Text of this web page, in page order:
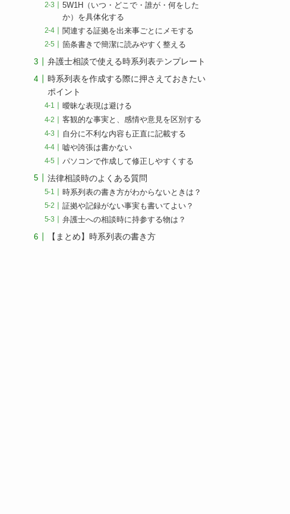
5W1H（いつ・どこで・誰が・何をした
か）を具体化する
関連する証拠を出来事ごとにメモする
箇条書きで簡潔に読みやすく整える
弁護士相談で使える時系列表テンプレート
時系列表を作成する際に押さえておきたい
ポイント
曖昧な表現は避ける
客観的な事実と、感情や意見を区別する
自分に不利な内容も正直に記載する
嘘や誇張は書かない
パソコンで作成して修正しやすくする
法律相談時のよくある質問
時系列表の書き方がわからないときは？
証拠や記録がない事実も書いてよい？
弁護士への相談時に持参する物は？
【まとめ】時系列表の書き方